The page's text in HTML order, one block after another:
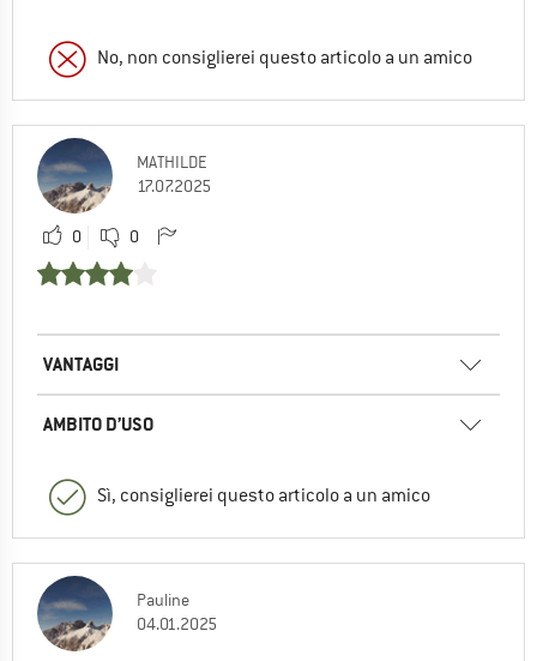
No, non consiglierei questo articolo a un amico
MATHILDE
17.07.2025
0 0
VANTAGGI
AMBITO D’USO
Sì, consiglierei questo articolo a un amico
Pauline
04.01.2025